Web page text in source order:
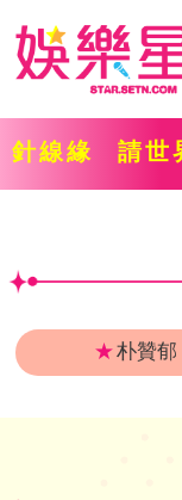
針線緣 請世
★朴贊郁